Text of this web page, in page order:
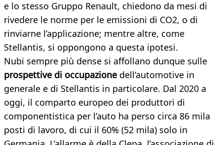
e lo stesso Gruppo Renault, chiedono da mesi di
rivedere le norme per le emissioni di CO2, o di
rinviarne l’applicazione; mentre altre, come
Stellantis, si oppongono a questa ipotesi.
Nubi sempre più dense si affollano dunque sulle
prospettive di occupazione dell’automotive in
generale e di Stellantis in particolare. Dal 2020 a
oggi, il comparto europeo dei produttori di
componentistica per l’auto ha perso circa 86 mila
posti di lavoro, di cui il 60% (52 mila) solo in